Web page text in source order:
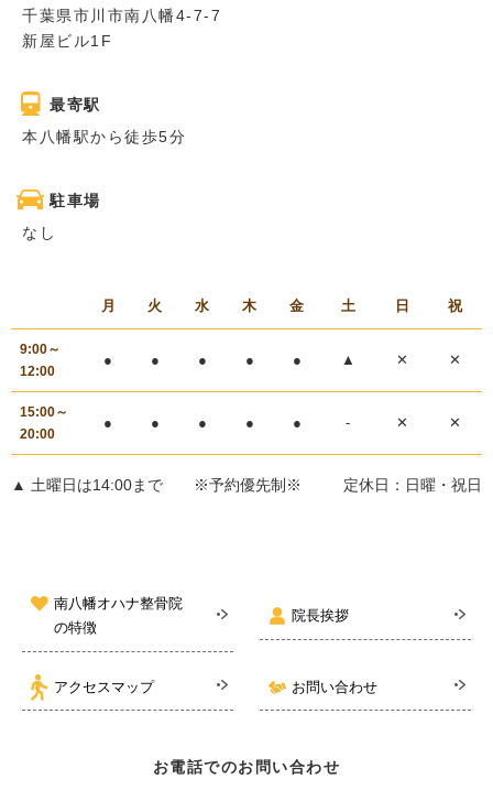
南八幡オハナ整骨院
の特徴
院長挨拶
アクセスマップ お問い合わせ
千葉県市川市南八幡4-7-7
新屋ビル1F
最寄駅
本八幡駅から徒歩5分
駐車場
なし
月 火 水 木 金 土 日 祝
9:00～
12:00
● ● ● ● ● ▲ ✕ ✕
15:00～
20:00
● ● ● ● ● - ✕ ✕
▲ 土曜日は14:00まで ※予約優先制※ 定休日：日曜・祝日
お電話でのお問い合わせ